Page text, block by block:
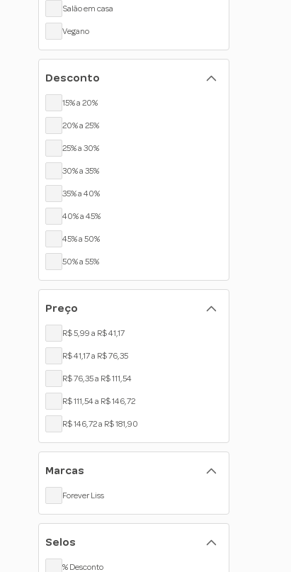
Salão em casa
Vegano
Desconto
15% a 20%
20% a 25%
25% a 30%
30% a 35%
35% a 40%
40% a 45%
45% a 50%
50% a 55%
60% a 65%
65% a 70%
75% a 80%
Preço
R$ 5,99 a R$ 41,17
R$ 41,17 a R$ 76,35
R$ 76,35 a R$ 111,54
R$ 111,54 a R$ 146,72
R$ 146,72 a R$ 181,90
Marcas
Forever Liss
Selos
% Desconto